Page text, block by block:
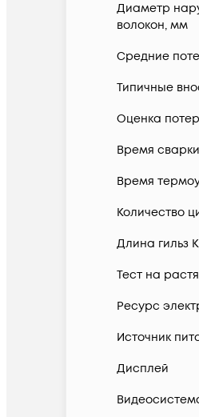
Диаметр
волокон, мм
Средние
Типичные
Оценка
Время
Время
Количество
Длина гильз
Тест на
Ресурс
Источник
Дисплей